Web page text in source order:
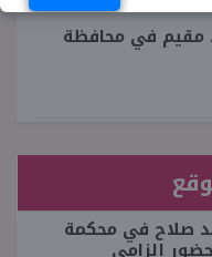
مقيم في محافظة
صلاح في محكمة
إلزامي